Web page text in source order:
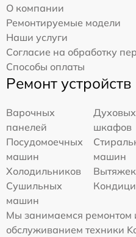
О компании
Ремонтируемые модели
Наши услуги
Согласие на обработку
Способы оплаты
Ремонт устройств
Варочных
панелей
Духовых
шкафов
Посудомоечных
машин
машин
Холодильников
Вытяжек
Сушильных
машин
Мы занимаемся ремонтом
обслуживанием техники